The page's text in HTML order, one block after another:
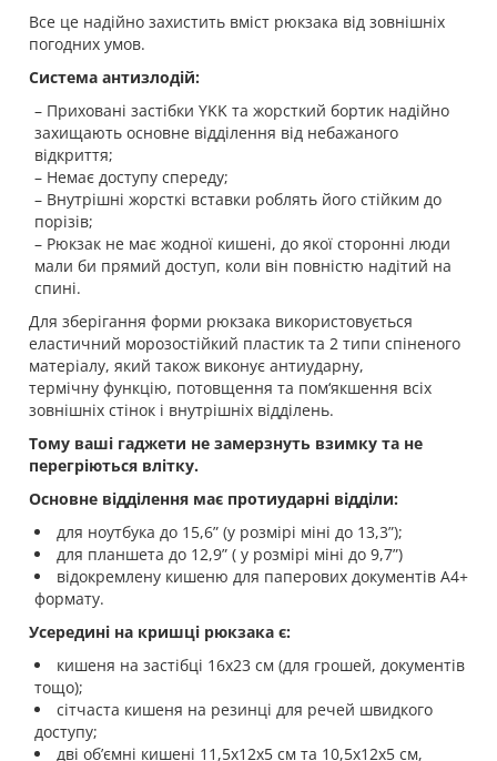
Все це надійно захистить вміст рюкзака від зовнішніх
погодних умов.
Система антизлодій:
– Приховані застібки YKK та жорсткий бортик надійно
захищають основне відділення від небажаного
відкриття;
– Немає доступу спереду;
– Внутрішні жорсткі вставки роблять його стійким до
порізів;
– Рюкзак не має жодної кишені, до якої сторонні люди
мали би прямий доступ, коли він повністю надітий на
спині.
Для зберігання форми рюкзака використовується
еластичний морозостійкий пластик та 2 типи спіненого
матеріалу, який також виконує антиударну,
термічну функцію, потовщення та пом‘якшення всіх
зовнішніх стінок і внутрішніх відділень.
Тому ваші гаджети не замерзнуть взимку та не
перегріються влітку.
Основне відділення має протиударні відділи:
для ноутбука до 15,6” (у розмірі міні до 13,3”);
для планшета до 12,9” ( у розмірі міні до 9,7”)
відокремлену кишеню для паперових документів А4+
формату.
Усередині на кришці рюкзака є:
кишеня на застібці 16х23 см (для грошей, документів
тощо);
сітчаста кишеня на резинці для речей швидкого
доступу;
дві обʼємні кишені 11,5х12х5 см та 10,5х12х5 см,